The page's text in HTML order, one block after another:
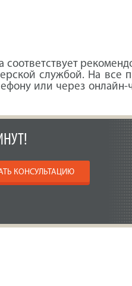
службой. На все
или через онлайн-
КОНСУЛЬТАЦИЮ